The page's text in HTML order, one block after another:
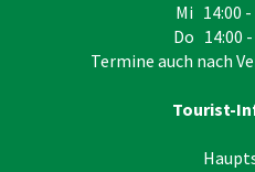
Mi 14:00 -
Do 14:00
Termine auch nach
Tourist-